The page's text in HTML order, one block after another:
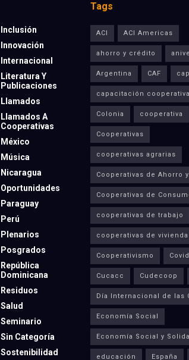
Inclusión
Innovación
Internacional
Literatura Y
Publicaciones
Llamados
Llamados A
Cooperativas
México
Música
Nicaragua
Oportunidades
Paraguay
Perú
Plenarios
Posgrados
República
Dominicana
Residuos
Salud
Seminario
Sin Categoría
Sostenibilidad
Tags
ACI ACI Americas
ahorro y crédito
Argentina CAF
capacitación cooperativa
Colonia cooperativa
Cooperativas
cooperativas agrarias
Cooperativas de Ahorro
Cooperativas de
cooperativas de trabajo
cooperativas de vivienda
Cooperativismo
Cucacc Cudecoop
Día Internacional de las
Economía Social
Economía Social y
educación España